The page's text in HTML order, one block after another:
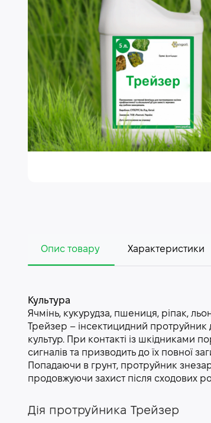
Опис товару Характеристики
Культура
Ячмінь, кукурудза, пшениця, ріпак,
Трейзер – інсектицидний
культур. При контакті із шкідниками
сигналів та призводить до їх повної
Попадаючи в грунт, протруйник
продовжуючи захист після сходових
Дія протруйника Трейзер